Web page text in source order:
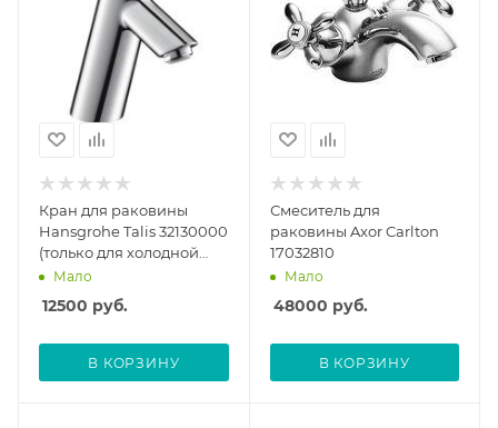
Кран для раковины
Hansgrohe Talis 32130000
(только для холодной
воды)
Мало
12500 руб.
В КОРЗИНУ
Смеситель для
раковины Axor Carlton
17032810
Мало
48000 руб.
В КОРЗИНУ